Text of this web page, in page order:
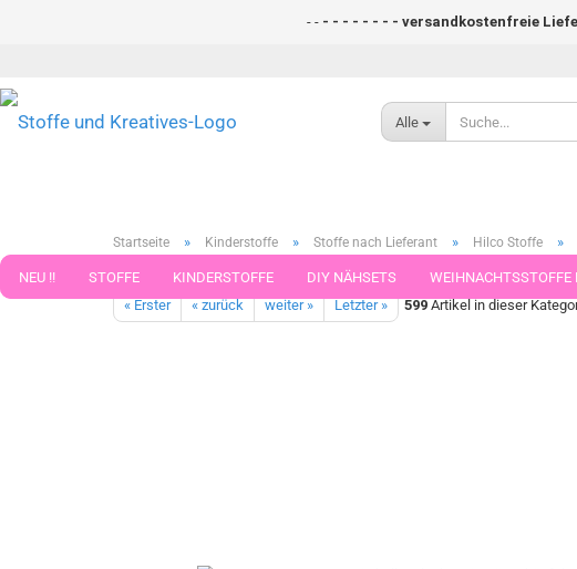
- - - - - - - - versandkostenfreie
Alle
NEU !! STOFFE KINDERSTOFFE DIY NÄHSETS WEIHNACHTSSTOFFE
WEBBAND WEBBÄNDER NÄHZUBEHÖR WOLLE UND ZUBEHÖR
Startseite » Kinderstoffe » Stoffe nach Lieferant » Hilco Stoffe »
« Erster « zurück weiter » Letzter » 599 Artikel in dieser